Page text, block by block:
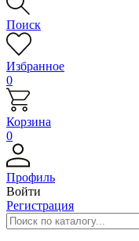
Поиск
Избранное
0
Корзина
0
Профиль
Войти
Регистрация